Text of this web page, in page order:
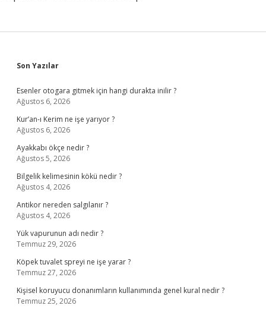
Sidebar
Son Yazılar
Esenler otogara gitmek için hangi durakta inilir ?
Ağustos 6, 2026
Kur’an-ı Kerim ne işe yarıyor ?
Ağustos 6, 2026
Ayakkabı ökçe nedir ?
Ağustos 5, 2026
Bilgelik kelimesinin kökü nedir ?
Ağustos 4, 2026
Antikor nereden salgılanır ?
Ağustos 4, 2026
Yük vapurunun adı nedir ?
Temmuz 29, 2026
Köpek tuvalet spreyi ne işe yarar ?
Temmuz 27, 2026
Kişisel koruyucu donanımların kullanımında genel kural nedir ?
Temmuz 25, 2026